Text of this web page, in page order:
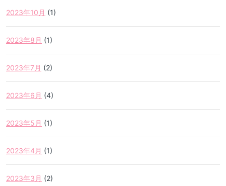
2023年10月 (1)
2023年8月 (1)
2023年7月 (2)
2023年6月 (4)
2023年5月 (1)
2023年4月 (1)
2023年3月 (2)